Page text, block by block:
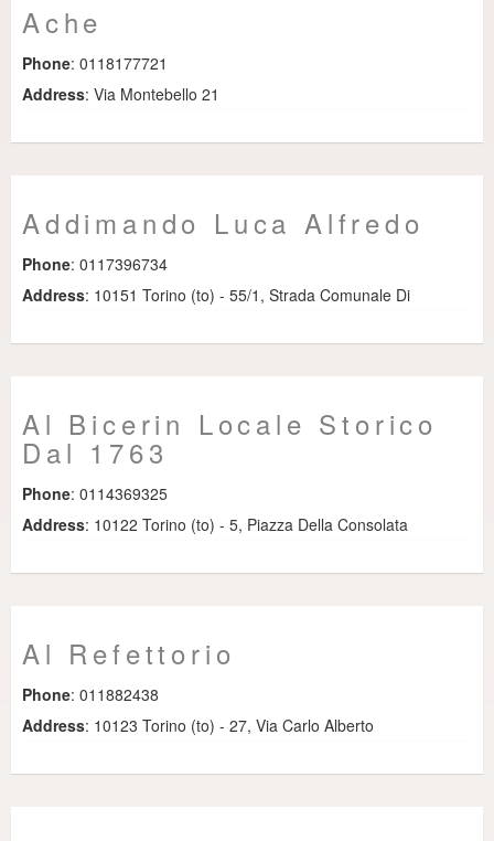
Ache
Phone: 0118177721
Address: Via Montebello 21
Addimando Luca Alfredo
Phone: 0117396734
Address: 10151 Torino (to) - 55/1, Strada Comunale Di
Al Bicerin Locale Storico
Dal 1763
Phone: 0114369325
Address: 10122 Torino (to) - 5, Piazza Della Consolata
Al Refettorio
Phone: 011882438
Address: 10123 Torino (to) - 27, Via Carlo Alberto